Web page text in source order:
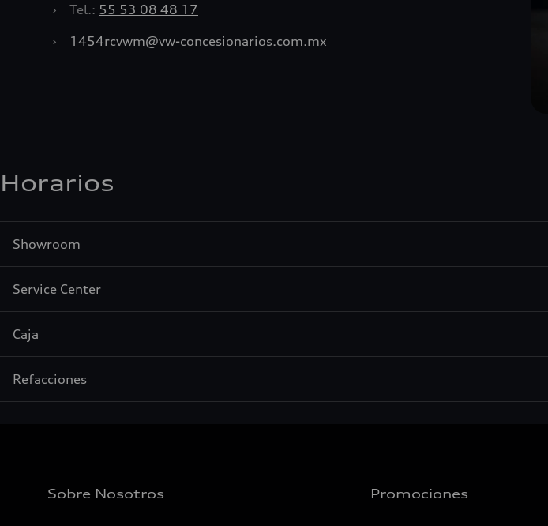
›
Tel.: 55 53 08 48 17
›
1454rcvwm@vw-concesionarios.com.mx
Horarios
Showroom
Service Center
Caja
Refacciones
Sobre Nosotros Promociones